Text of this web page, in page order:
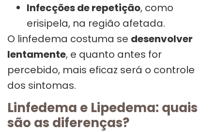
Infecções de repetição, como
erisipela, na região afetada.
O linfedema costuma se desenvolver
lentamente, e quanto antes for
percebido, mais eficaz será o controle
dos sintomas.
Linfedema e Lipedema: quais
são as diferenças?